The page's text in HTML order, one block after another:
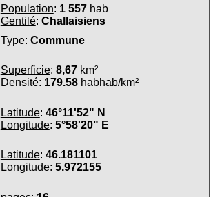
Population: 1 557hab
Gentilé: Challaisiens
Type: Commune
Superficie: 8,67km²
Densité: 179.58habhab/km²
Latitude: 46°11'52" N
Longitude: 5°58'20" E
Latitude: 46.181101
Longitude: 5.972155